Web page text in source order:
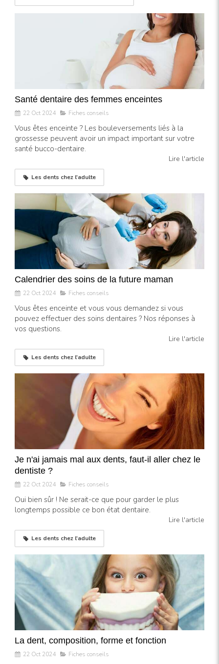
Santé dentaire des femmes enceintes
22 Oct 2024 Fiches conseils
Vous êtes enceinte ? Les bouleversements liés à la
grossesse peuvent avoir un impact important sur votre
santé bucco-dentaire.
Lire l'article
Les dents chez l'adulte
Calendrier des soins de la future maman
22 Oct 2024 Fiches conseils
Vous êtes enceinte et vous vous demandez si vous
pouvez effectuer des soins dentaires ? Nos réponses à
vos questions.
Lire l'article
Les dents chez l'adulte
Je n'ai jamais mal aux dents, faut-il aller chez le
dentiste ?
22 Oct 2024 Fiches conseils
Oui bien sûr ! Ne serait-ce que pour garder le plus
longtemps possible ce bon état dentaire.
Lire l'article
Les dents chez l'adulte
La dent, composition, forme et fonction
22 Oct 2024 Fiches conseils